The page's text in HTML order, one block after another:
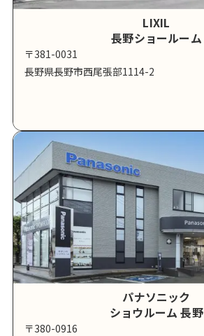
LIXIL
長野ショールーム
〒381-0031
長野県長野市西尾張部1114-2
パナソニック
ショウルーム 長野
〒380-0916